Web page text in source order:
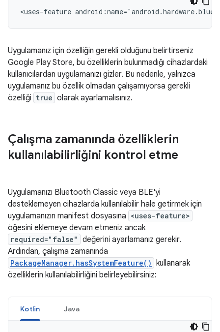
<uses-feature
Uygulamanız için özelliğin gerekli olduğunu belirtirseniz
Google Play Store, bu özelliklerin bulunmadığı cihazlardaki
kullanıcılardan uygulamanızı gizler. Bu nedenle, yalnızca
uygulamanız bu özellik olmadan çalışamıyorsa gerekli
özelliği true olarak ayarlamalısınız.
Çalışma zamanında özelliklerin
kullanılabilirliğini kontrol etme
Uygulamanızı Bluetooth Classic veya BLE'yi
desteklemeyen cihazlarda kullanılabilir hale getirmek için
uygulamanızın manifest dosyasına <uses-feature>
öğesini eklemeye devam etmeniz ancak
required="false"
değerini ayarlamanız gerekir.
Ardından, çalışma zamanında
PackageManager.hasSystemFeature() kullanarak
özelliklerin kullanılabilirliğini belirleyebilirsiniz:
Kotlin Java